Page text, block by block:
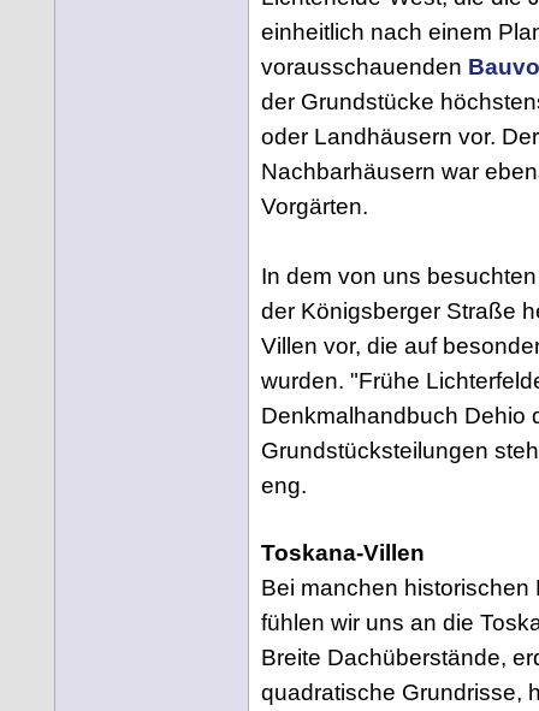
einheitlich nach einem
vorausschauenden
der Grundstücke
oder Landhäusern vor.
Nachbarhäusern war
Vorgärten.
In dem von uns
der Königsberger Straße
Villen vor, die auf
wurden. "Frühe
Denkmalhandbuch Dehio
Grundstücksteilungen
eng.
Toskana-Villen
Bei manchen historischen
fühlen wir uns an die
Breite Dachüberstände,
quadratische Grundrisse,